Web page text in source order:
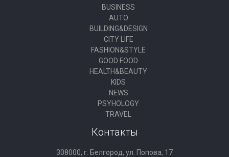
BUSINESS
AUTO
BUILDING&DESIGN
CITY LIFE
FASHION&STYLE
GOOD FOOD
HEALTH&BEAUTY
KIDS
NEWS
PSYHOLOGY
TRAVEL
Контакты
308000, г. Белгород, ул. Попова, 17